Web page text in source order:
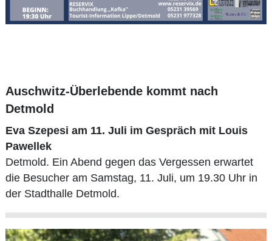
Auschwitz-Überlebende kommt nach
Detmold
Eva Szepesi am 11. Juli im Gespräch mit Louis
Pawellek
Detmold. Ein Abend gegen das Vergessen erwartet
die Besucher am Samstag, 11. Juli, um 19.30 Uhr in
der Stadthalle Detmold.